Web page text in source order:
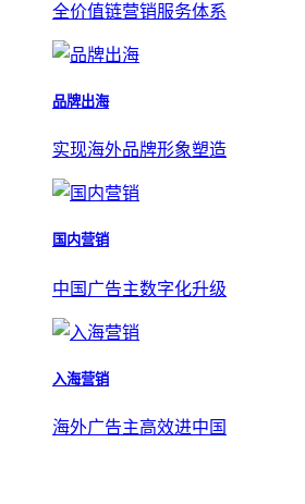
全价值链营销服务体系
品牌出海
实现海外品牌形象塑造
国内营销
中国广告主数字化升级
入海营销
海外广告主高效进中国